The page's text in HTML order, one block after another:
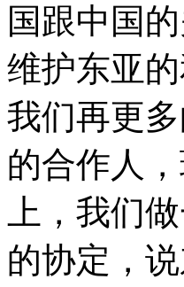
国跟中国
维护东亚
我们再更
的合作人
上，我们
的协定，